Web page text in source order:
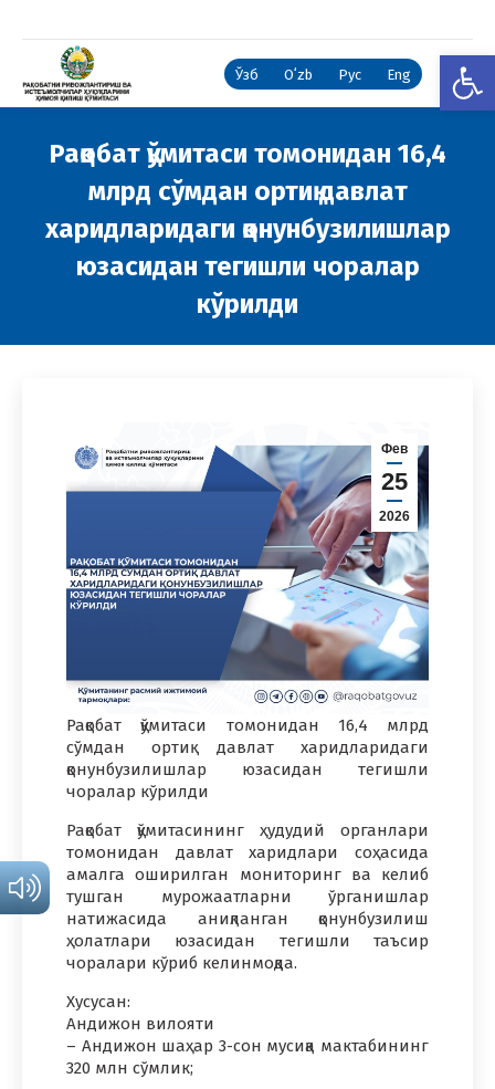
Ўзб Oʻzb Рус Eng
Рақобат қўмитаси томонидан 16,4
млрд сўмдан ортиқ давлат
харидларидаги қонунбузилишлар
юзасидан тегишли чоралар
кўрилди
Фев
25
2026
Рақобат қўмитаси томонидан 16,4 млрд
сўмдан ортиқ давлат харидларидаги
қонунбузилишлар юзасидан тегишли
чоралар кўрилди
Рақобат қўмитасининг ҳудудий органлари
томонидан давлат харидлари соҳасида
амалга оширилган мониторинг ва келиб
тушган мурожаатларни ўрганишлар
натижасида аниқланган қонунбузилиш
ҳолатлари юзасидан тегишли таъсир
чоралари кўриб келинмоқда.
Хусусан:
Андижон вилояти
– Андижон шаҳар 3-сон мусиқа мактабининг
320 млн сўмлик;